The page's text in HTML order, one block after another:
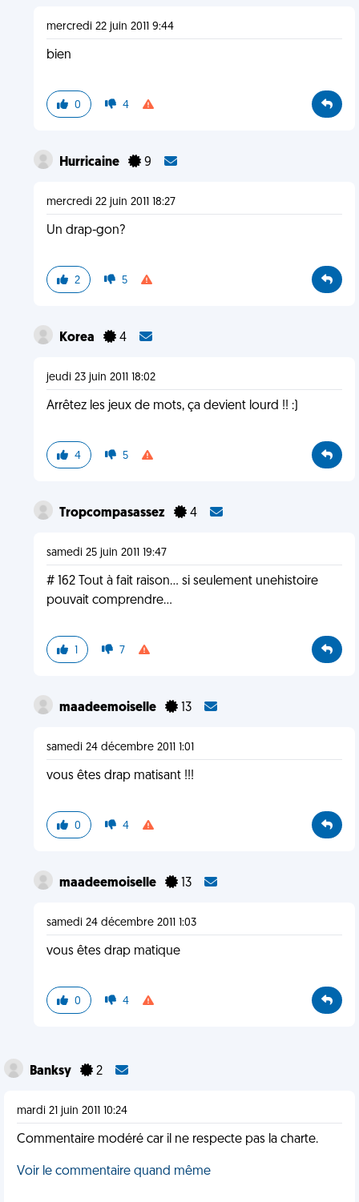
mercredi 22 juin 2011 9:44
bien
0 4
Hurricaine 9
mercredi 22 juin 2011 18:27
Un drap-gon?
2 5
Korea 4
jeudi 23 juin 2011 18:02
Arrêtez les jeux de mots, ça devient lourd !! :)
4 5
Tropcompasassez 4
samedi 25 juin 2011 19:47
# 162 Tout à fait raison... si seulement unehistoire
pouvait comprendre...
1 7
maadeemoiselle 13
samedi 24 décembre 2011 1:01
vous êtes drap matisant !!!
0 4
maadeemoiselle 13
samedi 24 décembre 2011 1:03
vous êtes drap matique
0 4
Banksy 2
mardi 21 juin 2011 10:24
Commentaire modéré car il ne respecte pas la charte.
Voir le commentaire quand même